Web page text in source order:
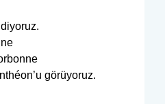
görüyoruz.